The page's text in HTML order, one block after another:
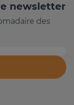
newsletter
des